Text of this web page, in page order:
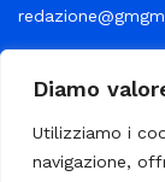
Diamo
Utilizziamo i
navigazione,